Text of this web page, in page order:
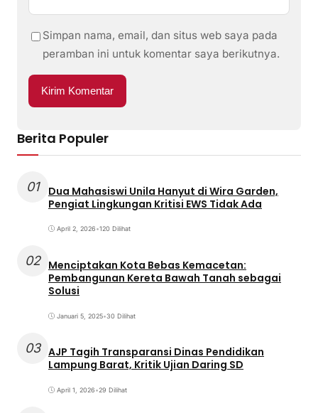
Simpan nama, email, dan situs web saya pada
peramban ini untuk komentar saya berikutnya.
Berita Populer
01
Dua Mahasiswi Unila Hanyut di Wira Garden,
Pengiat Lingkungan Kritisi EWS Tidak Ada
April 2, 2026•120 Dilihat
02 Menciptakan Kota Bebas Kemacetan:
Pembangunan Kereta Bawah Tanah sebagai
Solusi
Januari 5, 2025•30 Dilihat
03 AJP Tagih Transparansi Dinas Pendidikan
Lampung Barat, Kritik Ujian Daring SD
April 1, 2026•29 Dilihat